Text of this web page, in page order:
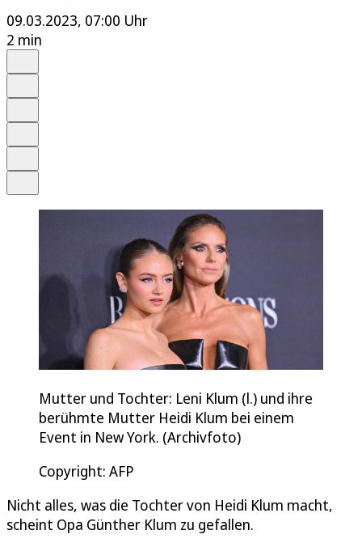
09.03.2023, 07:00 Uhr
2 min
Mutter und Tochter: Leni Klum (l.) und ihre
berühmte Mutter Heidi Klum bei einem
Event in New York. (Archivfoto)
Copyright: AFP
Nicht alles, was die Tochter von Heidi Klum macht,
scheint Opa Günther Klum zu gefallen.